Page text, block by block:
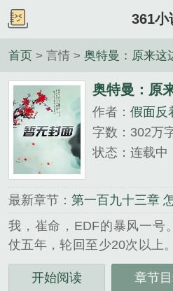
361小
首页 > 言情 > 奥特曼：原来这
奥特曼：原
作者： 假面反
字数：302万
状态：连载中
最新章节： 第一百九十三章
我，崔命，EDF的暴风一号
仗五年，轮回至少20次以
了一个全是方块的世界，
等！ 这边的地球防卫军为
开始阅读 章节